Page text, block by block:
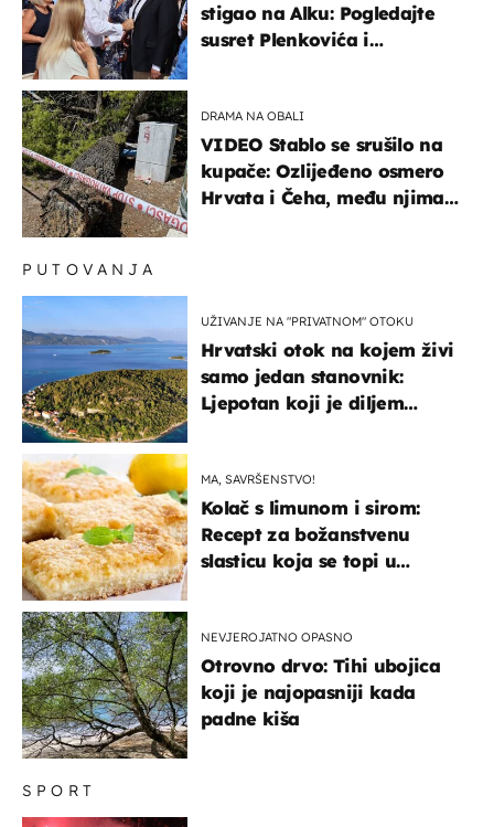
stigao na Alku: Pogledajte
susret Plenkovića i
DRAMA NA OBALI
VIDEO Stablo se srušilo na
kupače: Ozlijeđeno osmero
Hrvata i Čeha, među njima
SPORT
PUTOVANJA
UŽIVANJE NA "PRIVATNOM" OTOKU
Hrvatski otok na kojem živi
samo jedan stanovnik:
Ljepotan koji je diljem
MA, SAVRŠENSTVO!
Kolač s limunom i sirom:
Recept za božanstvenu
slasticu koja se topi u
NEVJEROJATNO OPASNO
Otrovno drvo: Tihi ubojica
koji je najopasniji kada
padne kiša